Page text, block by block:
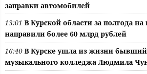
заправки автомобилей
13:01 В Курской области за полгода
направили более 60 млрд рублей
16:40 В Курске ушла из жизни
музыкального колледжа Людмила